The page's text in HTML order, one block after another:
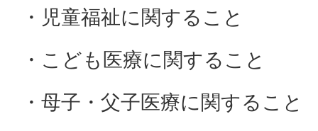
・児童福祉に関すること
・こども医療に関すること
・母子・父子医療に関すること